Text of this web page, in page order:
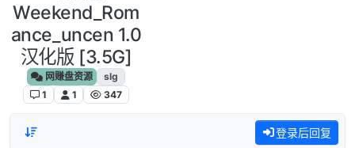
Weekend_Rom
ance_uncen 1.0
汉化版 [3.5G]
网赚盘资源
slg
1
1 347
登录后回复